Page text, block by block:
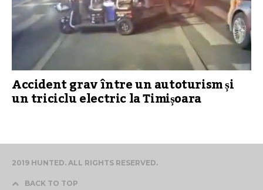
Accident grav între un autoturism și
un triciclu electric la Timișoara
2019 HUNTED. ALL RIGHTS RESERVED.
BACK TO TOP